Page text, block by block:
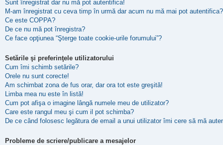
Sunt înregistrat dar nu mă pot autentifica!
M-am înregistrat cu ceva timp în urmă dar acum nu mă mai pot
Ce este COPPA?
De ce nu mă pot înregistra?
Ce face opţiunea “Şterge toate cookie-urile forumului”?
Setările şi preferinţele utilizatorului
Cum îmi schimb setările?
Orele nu sunt corecte!
Am schimbat zona de fus orar, dar ora tot este greşită!
Limba mea nu este în listă!
Cum pot afişa o imagine lângă numele meu de utilizator?
Care este rangul meu şi cum il pot schimba?
De ce când folosesc legătura de email a unui utilizator îmi cere să mă
Probleme de scriere/publicare a mesajelor